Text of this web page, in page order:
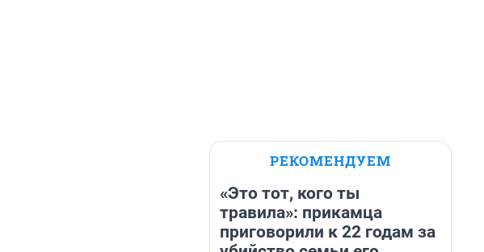
РЕКОМЕНДУЕМ
«Это тот, кого ты
травила»: прикамца
приговорили к 22 годам за